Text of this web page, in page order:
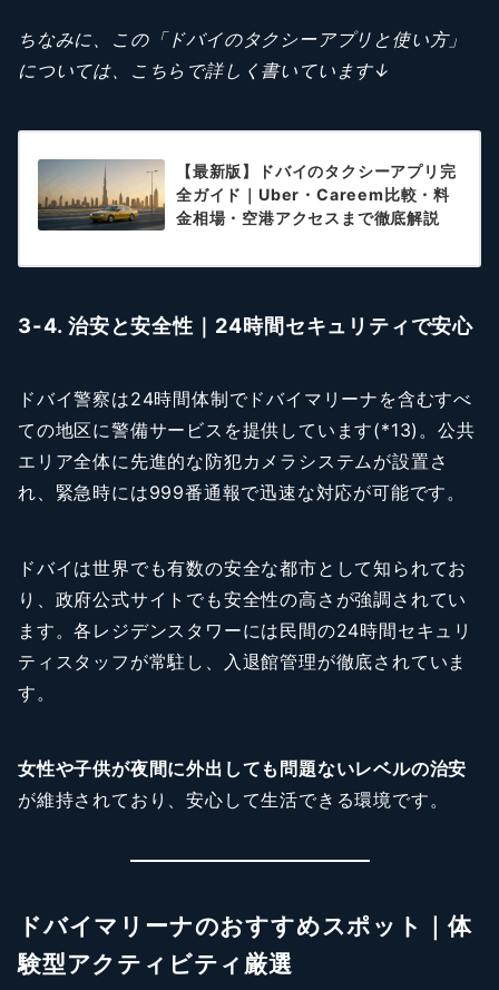
ちなみに、この「ドバイのタクシーアプリと使い方」
については、こちらで詳しく書いています↓
【最新版】ドバイのタクシーアプリ完
全ガイド｜Uber・Careem比較・料
金相場・空港アクセスまで徹底解説
3-4. 治安と安全性｜24時間セキュリティで安心
ドバイ警察は24時間体制でドバイマリーナを含むすべ
ての地区に警備サービスを提供しています(*13)。公共
エリア全体に先進的な防犯カメラシステムが設置さ
れ、緊急時には999番通報で迅速な対応が可能です。
ドバイは世界でも有数の安全な都市として知られてお
り、政府公式サイトでも安全性の高さが強調されてい
ます。各レジデンスタワーには民間の24時間セキュリ
ティスタッフが常駐し、入退館管理が徹底されていま
す。
女性や子供が夜間に外出しても問題ないレベルの治安
が維持されており、安心して生活できる環境です。
ドバイマリーナのおすすめスポット｜体
験型アクティビティ厳選